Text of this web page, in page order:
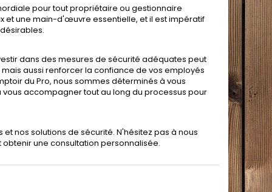
pour tout propriétaire ou gestionnaire
et une main-d'œuvre essentielle, et il est impératif
dans des mesures de sécurité adéquates peut
aussi renforcer la confiance de vos employés
du Pro, nous sommes déterminés à vous
accompagner tout au long du processus pour
nos solutions de sécurité. N'hésitez pas à nous
une consultation personnalisée.